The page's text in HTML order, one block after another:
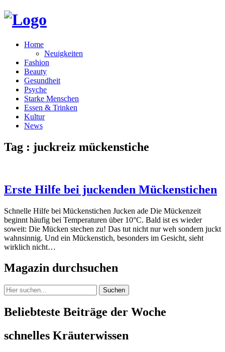
Home
Neuigkeiten
Fashion
Beauty
Gesundheit
Psyche
Starke Menschen
Essen & Trinken
Kultur
News
Tag : juckreiz mückenstiche
Erste Hilfe bei juckenden Mückenstichen
Schnelle Hilfe bei Mückenstichen Jucken ade Die Mückenzeit
beginnt häufig bei Temperaturen über 10°C. Bald ist es wieder
soweit: Die Mücken stechen zu! Das tut nicht nur weh sondern juckt
wahnsinnig. Und ein Mückenstich, besonders im Gesicht, sieht
wirklich nicht…
Magazin durchsuchen
Suchen
Beliebteste Beiträge der Woche
schnelles Kräuterwissen